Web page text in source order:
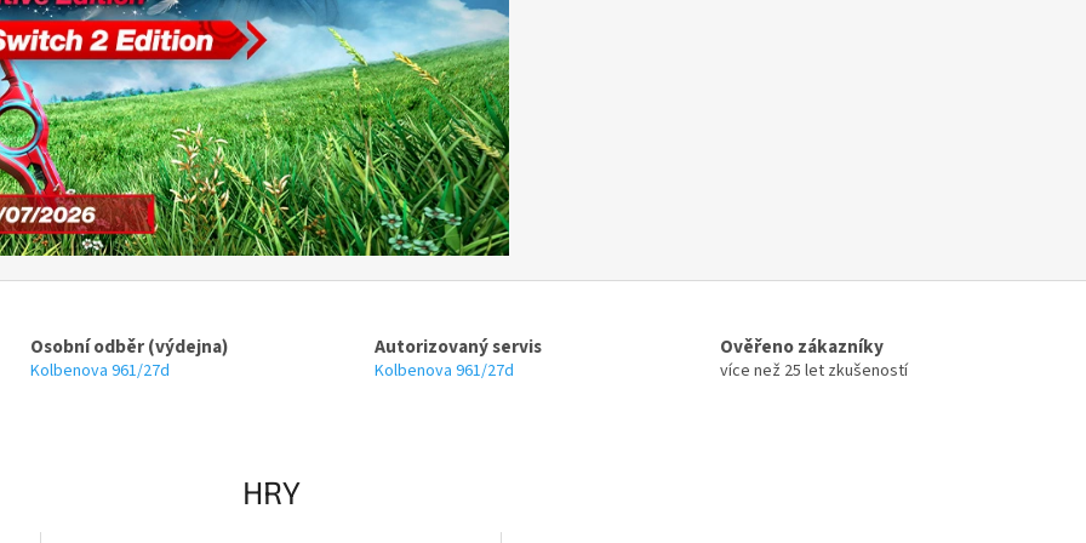
Osobní odběr (výdejna)
Kolbenova 961/27d
Autorizovaný servis
Kolbenova 961/27d
Ověřeno zákazníky
více než 25 let zkušeností
HRY